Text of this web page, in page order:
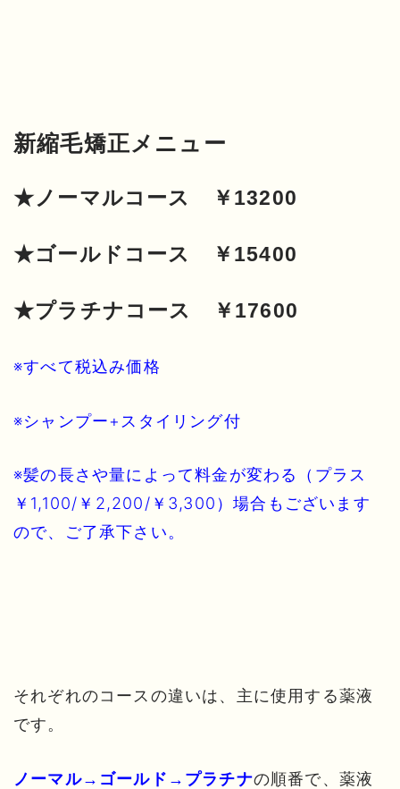
新縮毛矯正メニュー
★ノーマルコース ￥13200
★ゴールドコース ￥15400
★プラチナコース ￥17600
※すべて税込み価格
※シャンプー+スタイリング付
※髪の長さや量によって料金が変わる（プラス
￥1,100/￥2,200/￥3,300）場合もございます
ので、ご了承下さい。
それぞれのコースの違いは、主に使用する薬液
です。
ノーマル→ゴールド→プラチナの順番で、薬液